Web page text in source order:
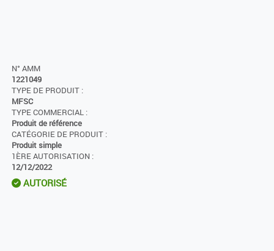
N° AMM
1221049
TYPE DE PRODUIT :
MFSC
TYPE COMMERCIAL :
Produit de référence
CATÉGORIE DE PRODUIT :
Produit simple
1ÈRE AUTORISATION :
12/12/2022
AUTORISÉ